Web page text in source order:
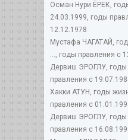
Осман Нури ЁРЕК,
24.03.1999, годы
12.12.1978
Мустафа ЧАГАТАЙ,
..., годы правления с
Дервиш ЭРОГЛУ, годы
правления с
Хакки АТУН, годы
правления с
Дервиш ЭРОГЛУ, годы
правления с